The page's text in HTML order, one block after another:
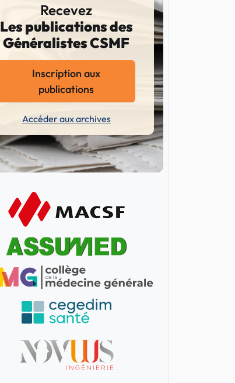
Recevez
Les publications des
Généralistes CSMF
Inscription aux
publications
Accéder aux archives